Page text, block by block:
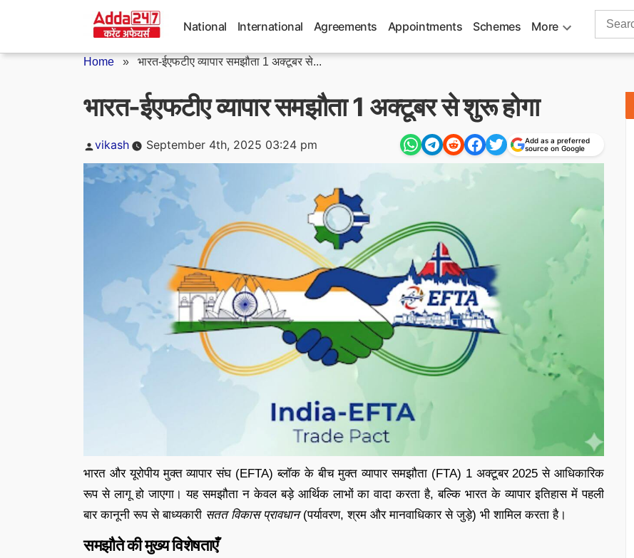
National International Agreements Appointments Schemes More
Search
Home » भारत-ईएफटीए व्यापार समझौता 1 अक्टूबर से...
भारत-ईएफटीए व्यापार समझौता 1 अक्टूबर से शुरू होगा
Posted
vikash September 4th, 2025 03:24 pm
Add as a preferred
source on Google
भारत और यूरोपीय मुक्त व्यापार संघ (EFTA) ब्लॉक के बीच मुक्त व्यापार समझौता (FTA) 1 अक्टूबर 2025 से आधिकारिक
रूप से लागू हो जाएगा। यह समझौता न केवल बड़े आर्थिक लाभों का वादा करता है, बल्कि भारत के व्यापार इतिहास में पहली
बार कानूनी रूप से बाध्यकारी सतत विकास प्रावधान(पर्यावरण, श्रम और मानवाधिकार से जुड़े) भी शामिल करता है।
समझौते की मुख्य विशेषताएँ